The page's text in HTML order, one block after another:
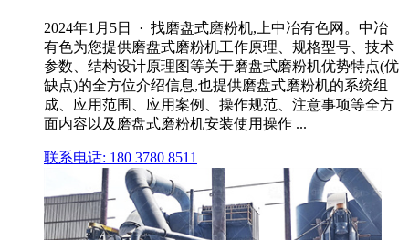
2024年1月5日 · 找磨盘式磨粉机,上中冶有色网。中冶
有色为您提供磨盘式磨粉机工作原理、规格型号、技术
参数、结构设计原理图等关于磨盘式磨粉机优势特点(优
缺点)的全方位介绍信息,也提供磨盘式磨粉机的系统组
成、应用范围、应用案例、操作规范、注意事项等全方
面内容以及磨盘式磨粉机安装使用操作 ...
联系电话: 180 3780 8511